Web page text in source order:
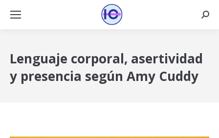
Lenguaje corporal, asertividad
y presencia según Amy Cuddy